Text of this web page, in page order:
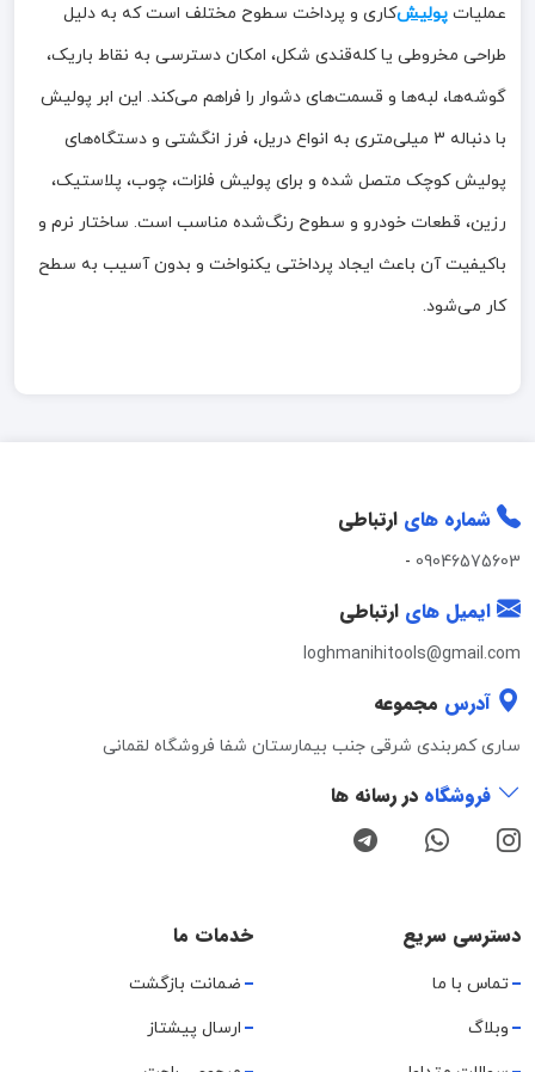
عملیات پولیش‌کاری و پرداخت سطوح مختلف است که به دلیل
طراحی مخروطی یا کله‌قندی شکل، امکان دسترسی به نقاط باریک،
گوشه‌ها، لبه‌ها و قسمت‌های دشوار را فراهم می‌کند. این ابر پولیش
با دنباله 3 میلی‌متری به انواع دریل، فرز انگشتی و دستگاه‌های
پولیش کوچک متصل شده و برای پولیش فلزات، چوب، پلاستیک،
رزین، قطعات خودرو و سطوح رنگ‌شده مناسب است. ساختار نرم و
باکیفیت آن باعث ایجاد پرداختی یکنواخت و بدون آسیب به سطح
کار می‌شود.
شماره های ارتباطی
09046575603
-
ایمیل های ارتباطی
loghmanihitools@gmail.com
آدرس مجموعه
ساری کمربندی شرقی جنب بیمارستان شفا فروشگاه لقمانی
فروشگاه در رسانه ها
دسترسی سریع
تماس با ما
وبلاگ
خدمات ما
ضمانت بازگشت
ارسال پیشتاز